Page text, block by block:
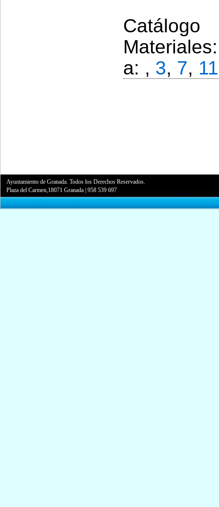
a: , 3, 7, 11
Ayuntamiento de Granada. Todos los Derechos Reservados.
Plaza del Carmen,18071 Granada |958 539 697